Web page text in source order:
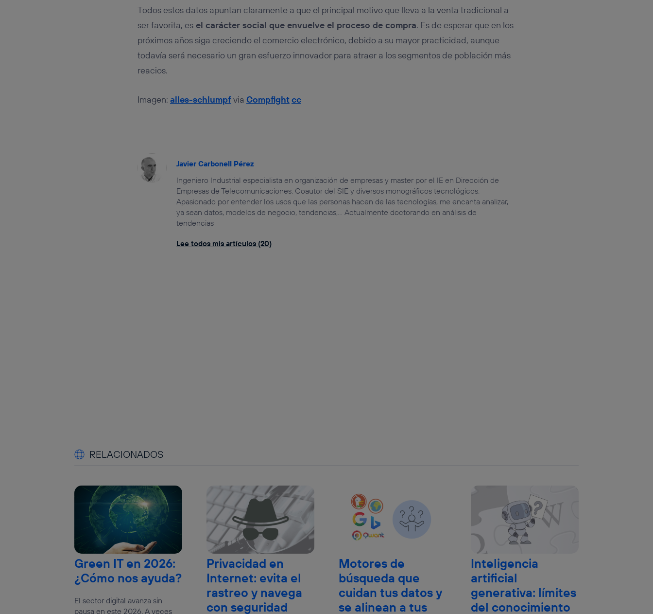
Todos estos datos apuntan claramente a que el principal motivo que lleva a la venta tradicional a
ser favorita, esel carácter social que envuelve el proceso de compra. Es de esperar que en los
próximos años siga creciendo el comercio electrónico, debido a su mayor practicidad, aunque
todavía será necesario un gran esfuerzo innovador para atraer a los segmentos de población más
reacios.
Imagen: alles-schlumpf via Compfightcc
Javier Carbonell Pérez
Ingeniero Industrial especialista en organización de empresas y master por el IE en Dirección de
Empresas de Telecomunicaciones. Coautor del SIE y diversos monográficos tecnológicos.
Apasionado por entender los usos que las personas hacen de las tecnologías, me encanta analizar,
ya sean datos, modelos de negocio, tendencias,... Actualmente doctorando en análisis de
tendencias
Lee todos mis artículos (20)
RELACIONADOS
Green IT en 2026:
¿Cómo nos ayuda?
El sector digital avanza sin
pausa en este 2026. A veces
Privacidad en
Internet: evita el
rastreo y navega
con seguridad
Motores de
búsqueda que
cuidan tus datos y
se alinean a tus
Inteligencia
artificial
generativa: límites
del conocimiento